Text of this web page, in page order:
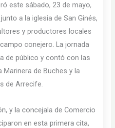
este sábado, 23 de mayo,
a la iglesia de San Ginés,
y productores locales
conejero. La jornada
de público y contó con las
Marinera de Buches y la
de Arrecife.
y la concejala de Comercio
en esta primera cita,